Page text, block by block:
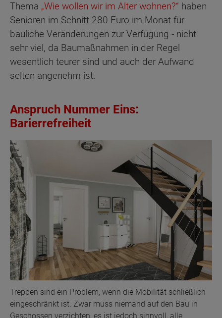
Thema „Wie wollen wir im Alter wohnen?“ haben
Senioren im Schnitt 280 Euro im Monat für
bauliche Veränderungen zur Verfügung - nicht
sehr viel, da Baumaßnahmen in der Regel
wesentlich teurer sind und auch der Aufwand
selten angenehm ist.
Anspruch Nummer Eins:
Barierrefreiheit
Treppen sind ein Problem, wenn die Mobilität schließlich
eingeschränkt ist. Zwar muss niemand auf den Bau in
Geschossen verzichten, es ist jedoch sinnvoll, alle